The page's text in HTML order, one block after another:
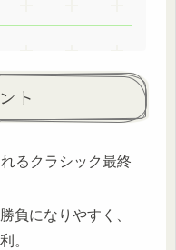
ト
るクラシック最終
負になりやすく、
。